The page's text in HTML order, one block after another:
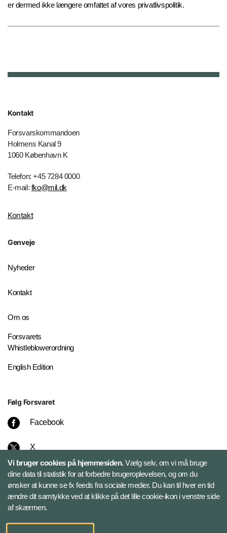
er dermed ikke længere omfattet af vores privatlivspolitik.
Kontakt
Forsvarskommandoen
Holmens Kanal 9
1060 København K
Telefon: +45 7284 0000
E-mail: fko@mil.dk
Kontakt
Genveje
Nyheder
Kontakt
Om os
Forsvarets
Whistleblowerordning
English Edition
Følg Forsvaret
Facebook
X
Instagram
Bluesky
LinkedIn
Vi bruger cookies på hjemmesiden.Vælg selv, om vi må bruge
dine data til statistik for at forbedre brugeroplevelsen, og om du
ønsker at kunne se fx feeds fra sociale medier. Du kan til hver en tid
ændre dit samtykke ved at klikke på det lille cookie-ikon i venstre side
af skærmen.